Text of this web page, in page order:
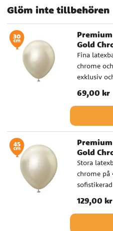
Glöm inte tillbehören
Gold
Fina
chrome
exklusiv
naturlig
Europa
biologiskt
helium
och med
i hela 20-
den extra
enkla att
den
Pris:69,00
69,00 kr
Gold
Stora
chrome på
att få en
tillverkade
Pris :
129,00 kr